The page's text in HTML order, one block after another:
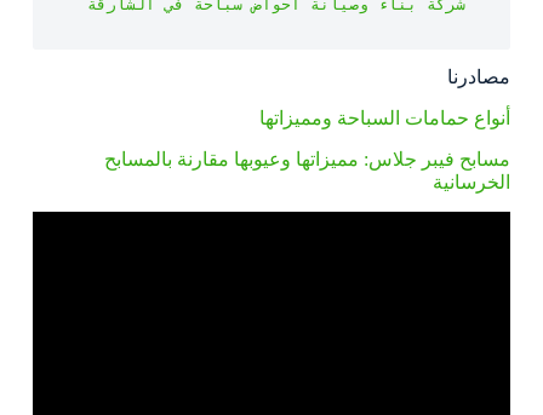
مصادرنا
أنواع حمامات السباحة ومميزاتها
مسابح فيبر جلاس: مميزاتها وعيوبها مقارنة بالمسابح
الخرسانية